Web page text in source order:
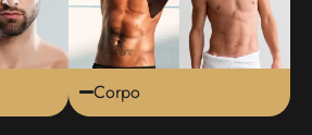
Corpo